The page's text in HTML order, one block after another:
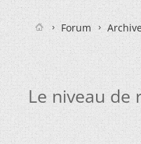
Forum
Le niveau de